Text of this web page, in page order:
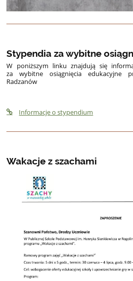
Stypendia za wybitne
W poniższym linku znajdują się
za wybitne osiągnięcia edukacyjne
Radzanów
Informacje o stypendium
Wakacje z szachami